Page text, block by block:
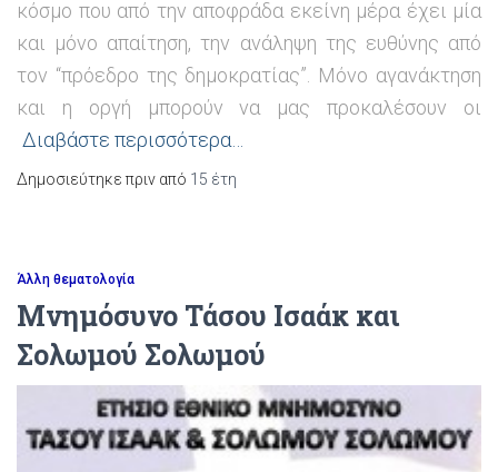
κόσμο που από την αποφράδα εκείνη μέρα έχει μία
και μόνο απαίτηση, την ανάληψη της ευθύνης από
τον “πρόεδρο της δημοκρατίας”. Μόνο αγανάκτηση
και η οργή μπορούν να μας προκαλέσουν οι
Διαβάστε περισσότερα…
Δημοσιεύτηκε πριν από 15 έτη
Άλλη θεματολογία
Mνημόσυνο Τάσου Ισαάκ και
Σολωμού Σολωμού